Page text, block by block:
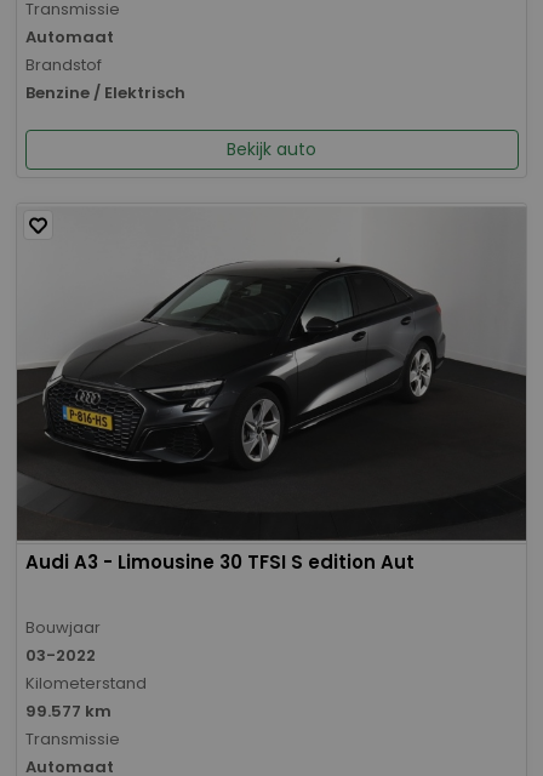
Transmissie
Automaat
Brandstof
Benzine / Elektrisch
Bekijk auto
Audi A3 - Limousine 30 TFSI S edition Aut
Bouwjaar
03-2022
Kilometerstand
99.577 km
Transmissie
Automaat